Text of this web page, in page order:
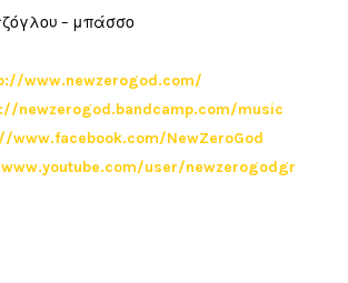
– μπάσσο
www.newzerogod.com/
newzerogod.bandcamp.com/music
www.facebook.com/NewZeroGod
user/newzerogodgr